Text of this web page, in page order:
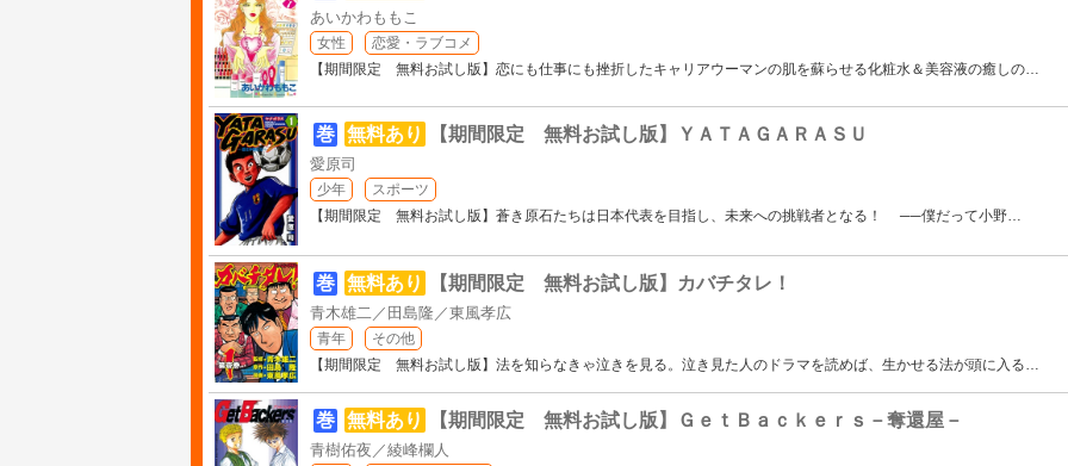
あいかわももこ
女性
恋愛・ラブコメ
【期間限定 無料お試し版】恋にも仕事にも挫折したキャリアウーマンの肌を蘇らせる化粧水＆美容液の癒しの…
巻 無料あり 【期間限定 無料お試し版】ＹＡＴＡＧＡＲＡＳＵ
愛原司
少年
スポーツ
【期間限定 無料お試し版】蒼き原石たちは日本代表を目指し、未来への挑戦者となる！ ──僕だって小野…
巻 無料あり 【期間限定 無料お試し版】カバチタレ！
青木雄二／田島隆／東風孝広
青年
その他
【期間限定 無料お試し版】法を知らなきゃ泣きを見る。泣き見た人のドラマを読めば、生かせる法が頭に入る…
巻 無料あり 【期間限定 無料お試し版】ＧｅｔＢａｃｋｅｒｓ－奪還屋－
青樹佑夜／綾峰欄人